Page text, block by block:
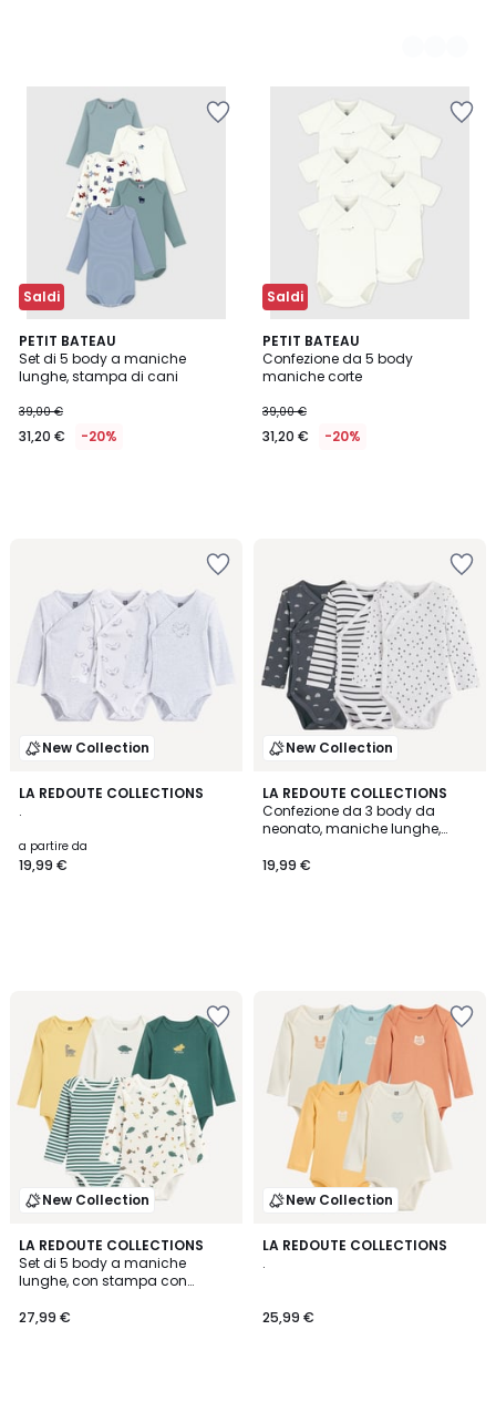
Saldi
PETIT BATEAU
Set di 5 body a maniche
lunghe, stampa di cani
39,00 €
31,20 € -20%
Saldi
PETIT BATEAU
Confezione da 5 body
maniche corte
39,00 €
31,20 € -20%
New Collection
LA REDOUTE COLLECTIONS
.
a partire da
19,99 €
New Collection
LA REDOUTE COLLECTIONS
Confezione da 3 body da
neonato, maniche lunghe,
19,99 €
New Collection
LA REDOUTE COLLECTIONS
Set di 5 body a maniche
lunghe, con stampa con
all'americana
27,99 €
New Collection
LA REDOUTE COLLECTIONS
.
25,99 €